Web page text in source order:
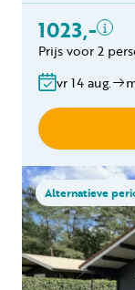
1023,-
Prijs voor 2
vr 14 aug.
Alternatieve